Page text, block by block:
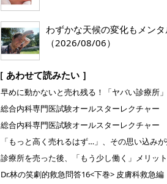
わずかな天候の変化もメン
（2026/08/06）
［ あわせて読みたい ］
総合内科専門医試験オールスターレクチャー
総合内科専門医試験オールスターレクチャー
Dr.林の笑劇的救急問答16<下巻> 皮膚科救急編